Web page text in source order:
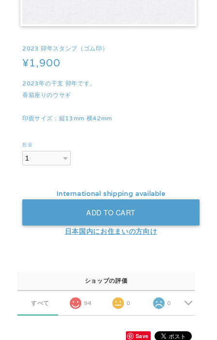
2023 卯年スタンプ（ゴム印）
¥1,900
2023年の干支 卯年です。
香箱座りのウサギ
印面サイズ：縦13mm 横42mm
数量
International shipping available
ADD TO CART
日本国内にお住まいの方向け
ショップの評価
すべて 94 0 0
Save